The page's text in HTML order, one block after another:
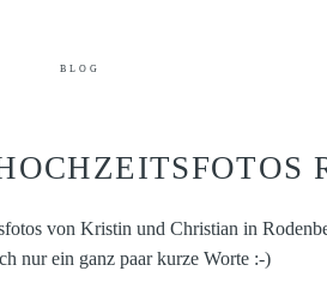
BLOG
von Kristin und Christian in
nur ein ganz paar kurze Worte :-)